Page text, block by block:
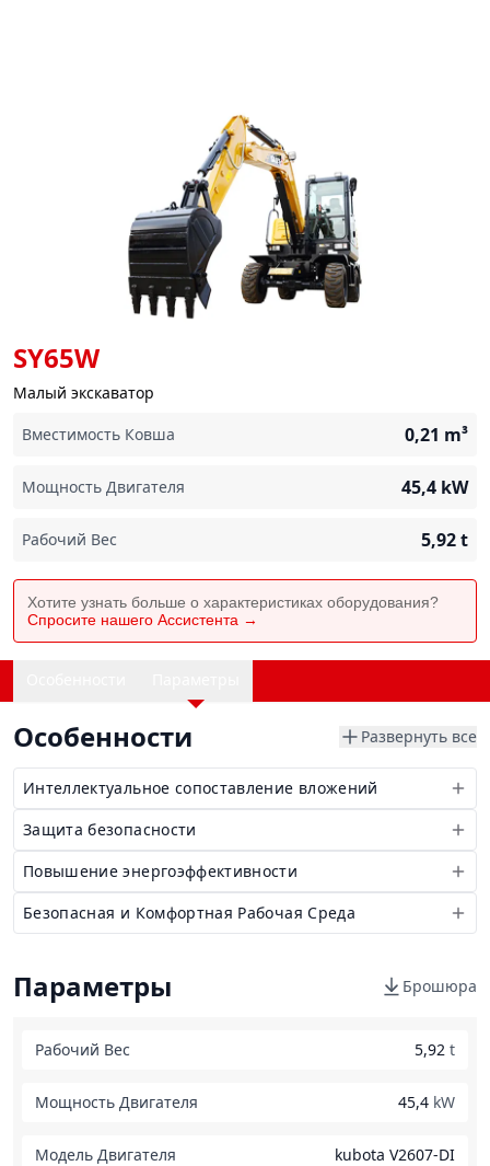
SY65W
Малый экскаватор
Вместимость Ковша
0,21 m³
Мощность Двигателя 45,4 kW
Рабочий Вес 5,92t
Хотите узнать больше о характеристиках оборудования?
Спросите нашего Ассистента →
Особенности Развернуть все
Интеллектуальное сопоставление вложений
Защита безопасности
Повышение энергоэффективности
Безопасная и Комфортная Рабочая Среда
Параметры Брошюра
Рабочий Вес 5,92 t
Мощность Двигателя 45,4 kW
Модель Двигателя kubota V2607-DI